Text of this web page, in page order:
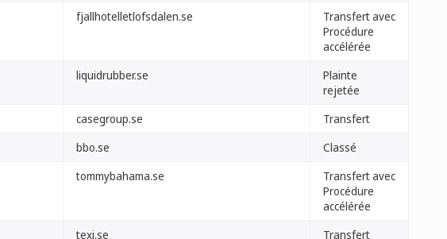
fjallhotelletlofsdalen.se
Transfert avec
Procédure
accélérée
liquidrubber.se
Plainte
rejetée
casegroup.se
Transfert
bbo.se
Classé
tommybahama.se
Transfert avec
Procédure
accélérée
texi.se Transfert